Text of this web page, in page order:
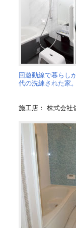
回遊動線で暮らし
代の洗練された家
施工店： 株式会社